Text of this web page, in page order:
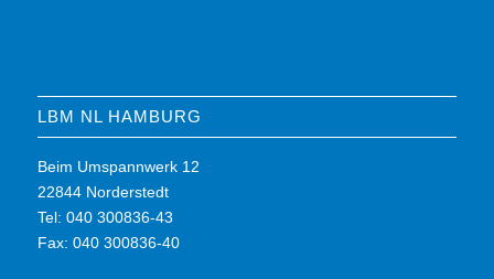
LBM NL HAMBURG
Beim Umspannwerk 12
22844 Norderstedt
Tel: 040 300836-43
Fax: 040 300836-40